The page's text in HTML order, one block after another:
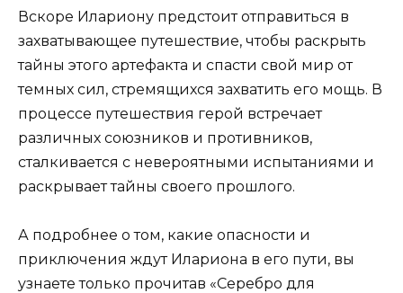
Вскоре Илариону предстоит отправиться в
захватывающее путешествие, чтобы раскрыть
тайны этого артефакта и спасти свой мир от
темных сил, стремящихся захватить его мощь. В
процессе путешествия герой встречает
различных союзников и противников,
сталкивается с невероятными испытаниями и
раскрывает тайны своего прошлого.
А подробнее о том, какие опасности и
приключения ждут Илариона в его пути, вы
узнаете только прочитав «Серебро для